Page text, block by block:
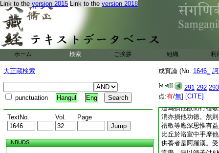
Link to the version 2015 Link to the version 2018
ホーム 検索 ご挨拶 組織 利
大正蔵検索
punctuation Hangul Eng
TextNo. Vol. Page
INBUDS
成實論 (No. 1646_
291 292 293
点:有/無] [CITE]
非無亦非有無亦非
衆生耶。答曰。若
1
念佛未滅度時而爲
益。是事不然。所
人隨&K99;學恭敬
憍慢。以破不善分
他功徳禮敬等有如
損他功徳。是事不
道爲損他故而行禮
消亦損他功徳。然
禮敬等應深思惟有
比丘於浴室中手摩
供養者是阿羅漢。